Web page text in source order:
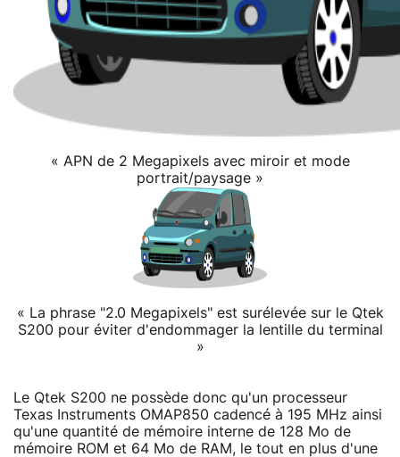
« APN de 2 Megapixels avec miroir et mode
portrait/paysage »
« La phrase "2.0 Megapixels" est surélevée sur le Qtek
S200 pour éviter d'endommager la lentille du terminal
»
Le Qtek S200 ne possède donc qu'un processeur
Texas Instruments OMAP850 cadencé à 195 MHz ainsi
qu'une quantité de mémoire interne de 128 Mo de
mémoire ROM et 64 Mo de RAM, le tout en plus d'une